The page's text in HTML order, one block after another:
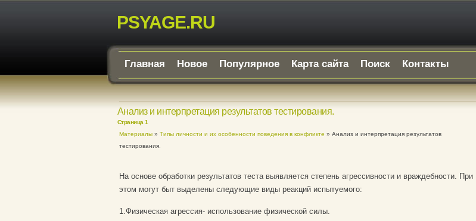
PSYAGE.RU
Главная Новое Популярное Карта сайта Поиск Контакты
Анализ и интерпретация результатов тестирования.
Страница 1
Материалы» Типы личности и их особенности поведения в конфликте » Анализ и интерпретация результатов
тестирования.
На основе обработки результатов теста выявляется степень агрессивности и враждебности. При
этом могут быт выделены следующие виды реакций испытуемого:
1.Физическая агрессия- использование физической силы.